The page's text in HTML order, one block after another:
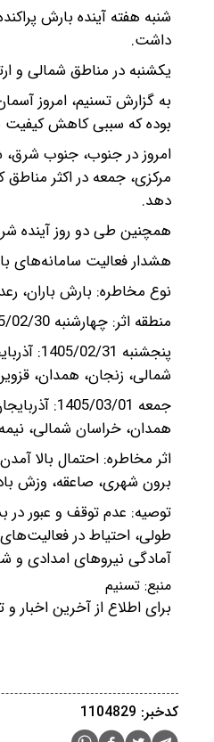
شنبه هفته آینده بارش
داشت.
یکشنبه در مناطق شمالی و
به گزارش تسنیم، امروز
بوده که سببی کاهش
امروز در جنوب، جنوب
مرکزی، جمعه در اکثر
دهد.
همچنین طی دو روز آینده
هشدار فعالیت سامانه‌های
نوع مخاطره: بارش باران،
منطقه اثر: چهارشنبه 1405/02/30: مازندران، تهران، البرز، قم، خراسان جنوبی، نیمه شمالی یزد، شرق و شمال اصفهان.
شمالی، زنجان، همدان،
جمعه
همدان، خراسان شمالی،
اثر مخاطره: احتمال بالا
برون شهری، صاعقه، وزش
توصیه: عدم توقف و عبور در
طولی، احتیاط در
آمادگی نیروهای امدادی و
منبع: تسنیم
برای اطلاع از آخرین اخبار
کدخبر: 1104829